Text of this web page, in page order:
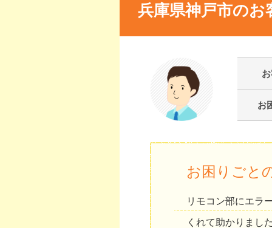
兵庫県神戸市のお
お
お困りごと
リモコン部にエラ
くれて助かりまし